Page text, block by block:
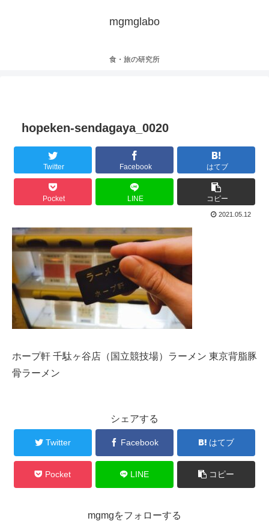
mgmglabo
食・旅の研究所
hopeken-sendagaya_0020
Twitter Facebook はてブ
Pocket LINE コピー
2021.05.12
ホープ軒 千駄ヶ谷店（国立競技場）ラーメン 東京背脂豚
骨ラーメン
シェアする
Twitter Facebook はてブ
Pocket LINE コピー
mgmgをフォローする